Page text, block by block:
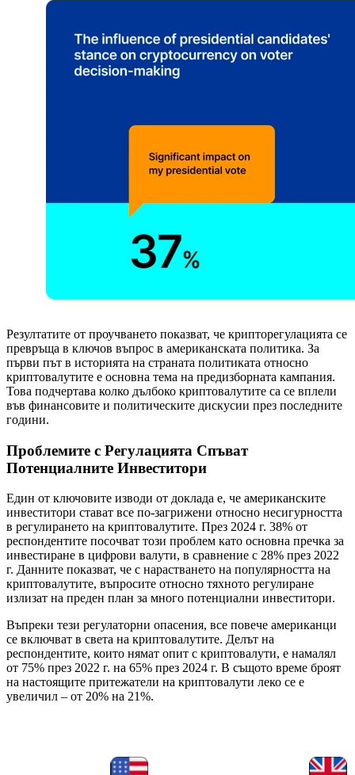
Резултатите от проучването показват, че крипторегулацията се
превръща в ключов въпрос в американската политика. За
първи път в историята на страната политиката относно
криптовалутите е основна тема на предизборната кампания.
Това подчертава колко дълбоко криптовалутите са се вплели
във финансовите и политическите дискусии през последните
години.
Проблемите с Регулацията Спъват
Потенциалните Инвеститори
Един от ключовите изводи от доклада е, че американските
инвеститори стават все по-загрижени относно несигурността
в регулирането на криптовалутите. През 2024 г. 38% от
респондентите посочват този проблем като основна пречка за
инвестиране в цифрови валути, в сравнение с 28% през 2022
г. Данните показват, че с нарастването на популярността на
криптовалутите, въпросите относно тяхното регулиране
излизат на преден план за много потенциални инвеститори.
Въпреки тези регулаторни опасения, все повече американци
се включват в света на криптовалутите. Делът на
респондентите, които нямат опит с криптовалути, е намалял
от 75% през 2022 г. на 65% през 2024 г. В същото време броят
на настоящите притежатели на криптовалути леко се е
увеличил – от 20% на 21%.